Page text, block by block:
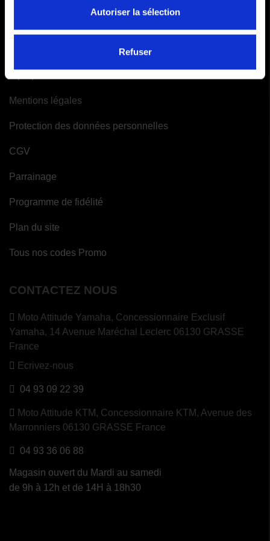
Autoriser la sélection
Refuser
Mentions légales
Protection des données personnelles
CGV
Parrainage
Programme de fidélité
Plan du site
Tous nos codes Promo
CONTACTEZ NOUS
Moto Attitude Yamaha, Concessionnaire Exclusif
Yamaha, 14 Avenue Maréchal Leclerc 06130 GRASSE
France
Ecrivez-nous
04 93 09 22 39
Moto Attitude KTM, Concessionnaire KTM, Avenue des
Marronniers 06130 GRASSE France
04 93 36 06 88
Magasin ouvert du Mardi au samedi
de 9h à 12h et de 14H à 18h30